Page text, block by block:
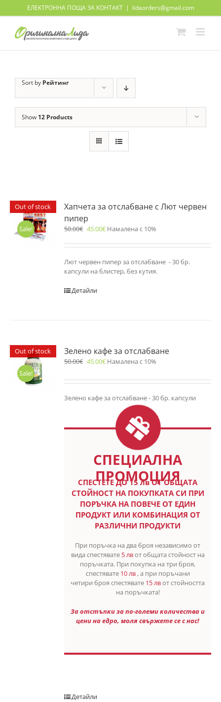
ЕЛЕКТРОННА ПОЩА ЗА КОНТАКТ | lidaorders@gmail.com
Sort by Рейтинг
Show 12 Products
Out of stock
Sale!
Хапчета за отслабване с Лют червен
пипер
50.00€ 45.00€ Намалена с 10%
Лют червен пипер за отслабване - 30 бр.
капсули на блистер, без кутия.
Детайли
Out of stock
Sale!
Зелено кафе за отслабване
50.00€ 45.00€ Намалена с 10%
Зелено кафе за отслабване - 30 бр. капсули
СПЕЦИАЛНА
ПРОМОЦИЯ
СПЕСТETE ДО 15 лв ОТ ОБЩАТА
СТОЙНОСТ НА ПОКУПКАТА СИ ПРИ
ПОРЪЧКА НА ПОВЕЧЕ ОТ ЕДИН
ПРОДУКТ ИЛИ КОМБИНАЦИЯ ОТ
РАЗЛИЧНИ ПРОДУКТИ
При поръчка на два броя независимо от
вида спестявате 5 лвот общата стойност на
поръчката. При покупка на три броя,
спестявате 10 лв , а при поръчани
четири броя спестявате 15 лвот стойността
на поръчката!
За отстъпки за по-големи количества и
цени на едро, моля свържете се с нас!
Детайли